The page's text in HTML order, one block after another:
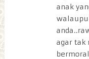
anak
agar tak